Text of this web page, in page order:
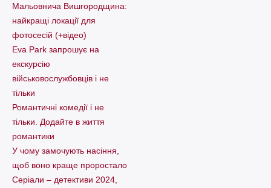
Мальовнича Вишгородщина:
найкращі локації для
фотосесій (+відео)
Eva Park запрошує на
екскурсію
військовослужбовців і не
тільки
Романтичні комедії і не
тільки. Додайте в життя
романтики
У чому замочують насіння,
щоб воно краще проростало
Серіали – детективи 2024,